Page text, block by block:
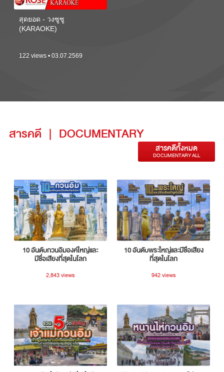
สุดยอด - วงซูซู
(KARAOKE)
122 views • 03.07.2569
สารคดี | DOCUMENTARY
สารคดีทั้งหมด
DOCUMENTARY ALL
10 อันดับกวนอิมองค์ใหญ่และ
มีชื่อเสียงที่สุดในโลก
2,843 views
10 อันดับพระใหญ่และมีชื่อเสียง
ที่สุดในโลก
942 views